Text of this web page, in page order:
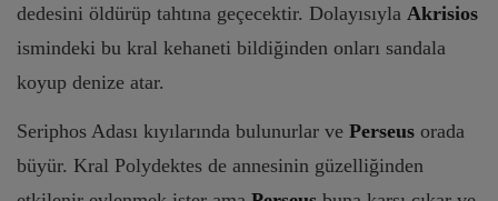
dedesini öldürüp tahtına geçecektir. Dolayısıyla Akrisios
ismindeki bu kral kehaneti bildiğinden onları sandala
koyup denize atar.
Seriphos Adası kıyılarında bulunurlar ve Perseus orada
büyür. Kral Polydektes de annesinin güzelliğinden